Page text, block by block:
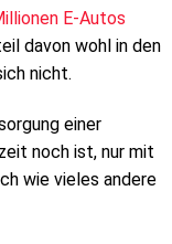
E-Autos
davon wohl in den
nicht.
einer
noch ist, nur mit
wie vieles andere